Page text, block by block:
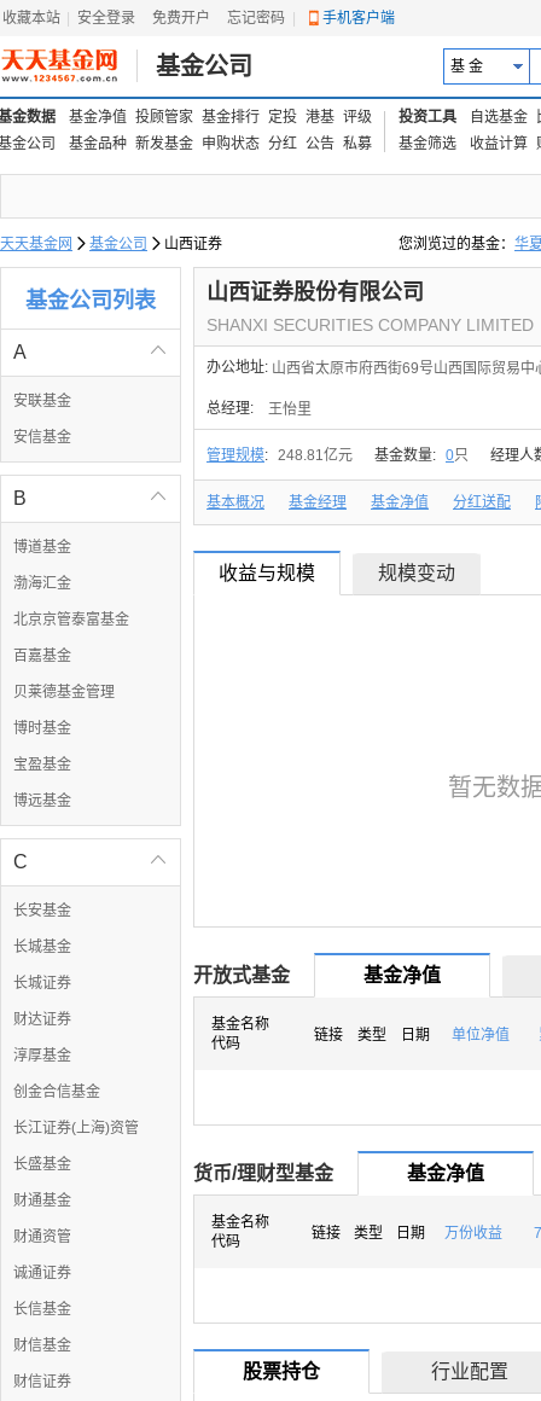
收藏本站 安全登录 免费开户 忘记密码 手机客户端
基金公司 基 金
金数据 基金净值 投顾管家 基金排行 定投 港基 评级
金公司
基金品种 新发基金 申购状态 分红 公告 私募
投资工具 自选基金
基金筛选
收益计算
天天基金网  基金公司  山西证券 您浏览过的基金： 华
易方达上证中盘ETF联
基金公司列表

A
安联基金
安信基金

B
博道基金
渤海汇金
北京京管泰富基金
百嘉基金
贝莱德基金管理
博时基金
宝盈基金
博远基金

C
长安基金
长城基金
长城证券
财达证券
淳厚基金
创金合信基金
长江证券(上海)资管
长盛基金
财通基金
财通资管
诚通证券
长信基金
财信基金
财信证券
山西证券股份有限公司
SHANXI SECURITIES COMPANY LIMITED
办公地址: 山西省太原市府西街69号山西国际贸易中
总经理: 王怡里
管理规模: 248.81亿元 基金数量: 0只 经理人
基本概况 基金经理 基金净值 分红送配
收益与规模 规模变动
暂无数
开放式基金 基金净值
基金名称
代码
链接 类型 日期 单位净值
货币/理财型基金 基金净值
基金名称
代码
链接 类型 日期 万份收益
股票持仓 行业配置